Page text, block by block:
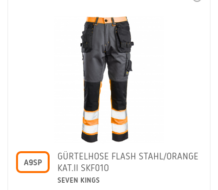
A9SP
GÜRTELHOSE FLASH STAHL/ORANGE
KAT.II SKF01O
SEVEN KINGS